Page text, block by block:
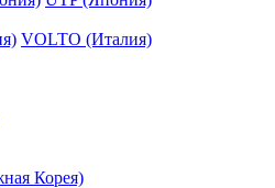
VOLTO (Италия)
Корея)